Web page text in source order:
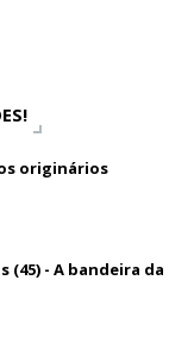
originários
(45) - A bandeira da